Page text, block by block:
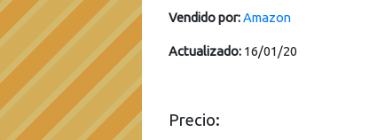
Vendido por:Amazon
Actualizado: 16/01/20
Precio: